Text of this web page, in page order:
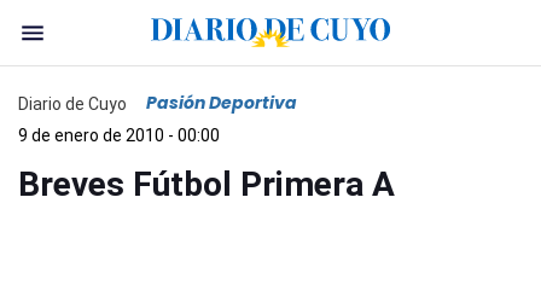
Diario de Cuyo Pasión Deportiva
9 de enero de 2010 - 00:00
Breves Fútbol Primera A